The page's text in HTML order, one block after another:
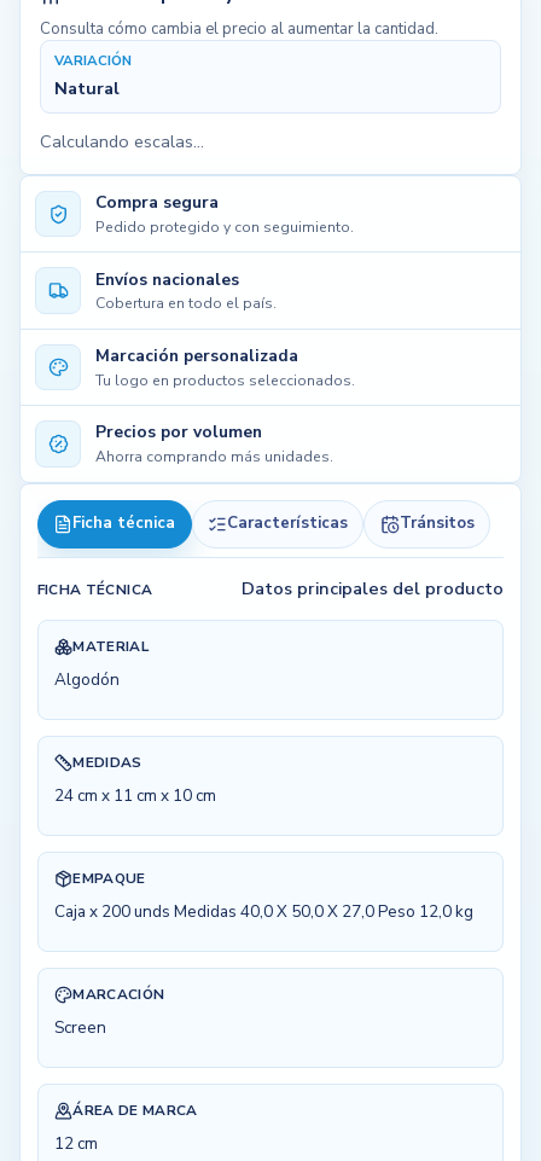
Compra segura
Pedido protegido y con seguimiento.
Envíos nacionales
Cobertura en todo el país.
Marcación personalizada
Tu logo en productos seleccionados.
Precios por volumen
Ahorra comprando más unidades.
Ficha técnica Características Tránsitos
FICHA TÉCNICA Datos principales del producto
MATERIAL
Algodón
MEDIDAS
24 cm x 11 cm x 10 cm
EMPAQUE
Caja x 200 unds Medidas 40,0 X 50,0 X 27,0 Peso 12,0 kg
MARCACIÓN
Screen
ÁREA DE MARCA
12 cm
Consulta cómo cambia el precio al aumentar la cantidad.
VARIACIÓN
Natural
Calculando escalas...